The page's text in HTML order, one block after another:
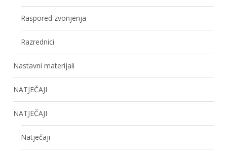
Raspored zvonjenja
Razrednici
Nastavni materijali
NATJEČAJI
NATJEČAJI
Natječaji